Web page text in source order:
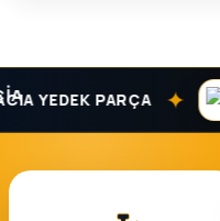
YEDEK PARÇA ✦